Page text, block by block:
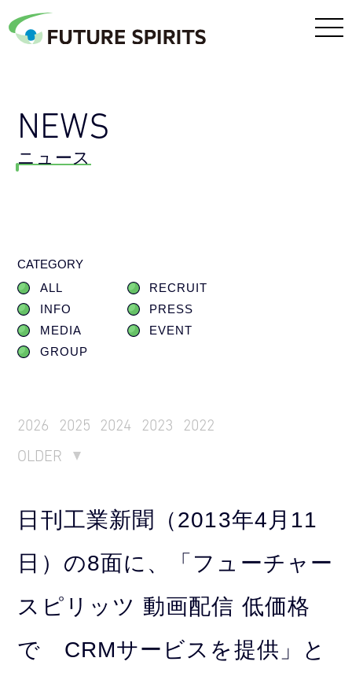
NEWS
ニュース
CATEGORY
ALL
RECRUIT
INFO
PRESS
MEDIA
EVENT
GROUP
2026 2025 2024 2023
2022
OLDER
日刊工業新聞（2013年4月11
日）の8面に、「フューチャー
スピリッツ 動画配信 低価格
で CRMサービスを提供」と